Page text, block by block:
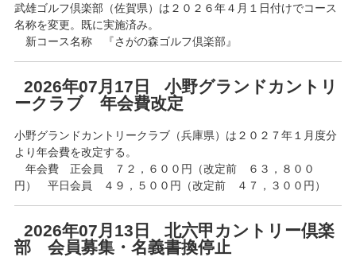
武雄ゴルフ倶楽部（佐賀県）は２０２６年４月１日付けでコース
名称を変更。既に実施済み。
新コース名称 『さがの森ゴルフ倶楽部』
2026年07月17日 小野グランドカントリ
ークラブ 年会費改定
小野グランドカントリークラブ（兵庫県）は２０２７年１月度分
より年会費を改定する。
年会費 正会員 ７２，６００円（改定前 ６３，８００
円） 平日会員 ４９，５００円（改定前 ４７，３００円）
2026年07月13日 北六甲カントリー倶楽
部 会員募集・名義書換停止